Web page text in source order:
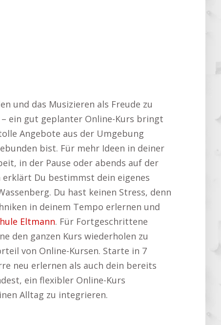
und das Musizieren als Freude zu
ein gut geplanter Online-Kurs bringt
Angebote aus der Umgebung
bist. Für mehr Ideen in deiner
in der Pause oder abends auf der
Du bestimmst dein eigenes
Du hast keinen Stress, denn
in deinem Tempo erlernen und
Eltmann. Für Fortgeschrittene
den ganzen Kurs wiederholen zu
von Online-Kursen. Starte in 7
neu erlernen als auch dein bereits
ein flexibler Online-Kurs
Alltag zu integrieren.